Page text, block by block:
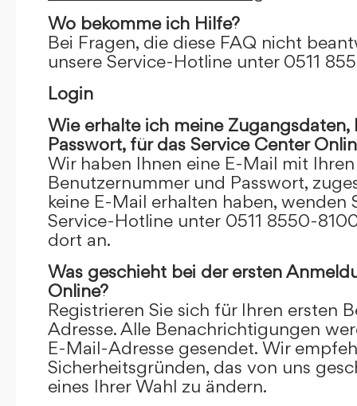
Wo bekomme ich Hilfe?
Bei Fragen, die diese FAQ nicht
unsere Service-Hotline unter 0511
Login
Wie erhalte ich meine
Passwort, für das Service Center
Wir haben Ihnen eine E-Mail mit
Benutzernummer und Passwort,
keine E-Mail erhalten haben, wenden
Service-Hotline unter 0511 8550-
dort an.
Was geschieht bei der ersten
Online?
Registrieren Sie sich für Ihren ersten
Adresse. Alle Benachrichtigungen
E-Mail-Adresse gesendet. Wir
Sicherheitsgründen, das von uns
eines Ihrer Wahl zu ändern.